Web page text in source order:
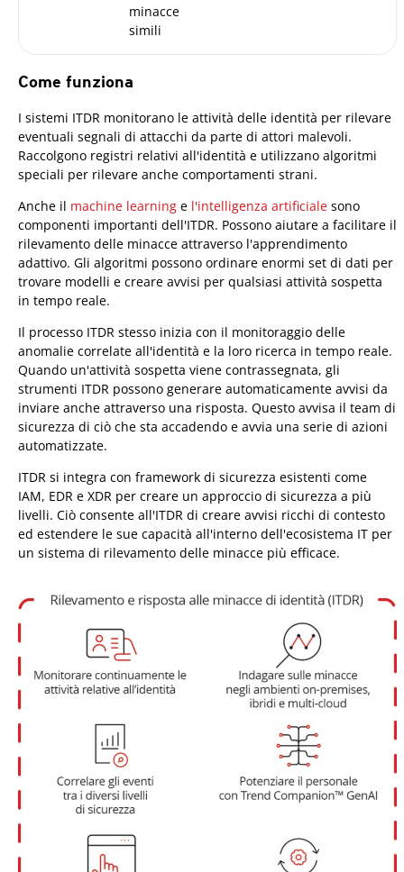
minacce
simili
Come funziona
I sistemi ITDR monitorano le attività delle identità per rilevare
eventuali segnali di attacchi da parte di attori malevoli.
Raccolgono registri relativi all'identità e utilizzano algoritmi
speciali per rilevare anche comportamenti strani.
Anche il machine learning e l'intelligenza artificiale sono
componenti importanti dell'ITDR. Possono aiutare a facilitare il
rilevamento delle minacce attraverso l'apprendimento
adattivo. Gli algoritmi possono ordinare enormi set di dati per
trovare modelli e creare avvisi per qualsiasi attività sospetta
in tempo reale.
Il processo ITDR stesso inizia con il monitoraggio delle
anomalie correlate all'identità e la loro ricerca in tempo reale.
Quando un'attività sospetta viene contrassegnata, gli
strumenti ITDR possono generare automaticamente avvisi da
inviare anche attraverso una risposta. Questo avvisa il team di
sicurezza di ciò che sta accadendo e avvia una serie di azioni
automatizzate.
ITDR si integra con framework di sicurezza esistenti come
IAM, EDR e XDR per creare un approccio di sicurezza a più
livelli. Ciò consente all'ITDR di creare avvisi ricchi di contesto
ed estendere le sue capacità all'interno dell'ecosistema IT per
un sistema di rilevamento delle minacce più efficace.